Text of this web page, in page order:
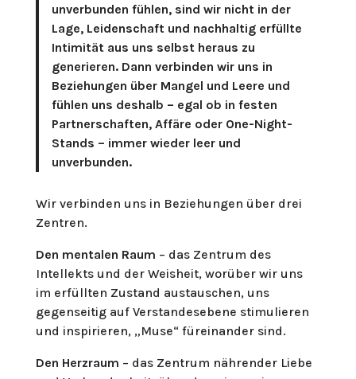
unverbunden fühlen, sind wir nicht in der
Lage, Leidenschaft und nachhaltig erfüllte
Intimität aus uns selbst heraus zu
generieren. Dann verbinden wir uns in
Beziehungen über Mangel und Leere und
fühlen uns deshalb – egal ob in festen
Partnerschaften, Affäre oder One-Night-
Stands – immer wieder leer und
unverbunden.
Wir verbinden uns in Beziehungen über drei
Zentren.
Den mentalen Raum – das Zentrum des
Intellekts und der Weisheit, worüber wir uns
im erfüllten Zustand austauschen, uns
gegenseitig auf Verstandesebene stimulieren
und inspirieren, „Muse“ füreinander sind.
Den Herzraum – das Zentrum nährender Liebe